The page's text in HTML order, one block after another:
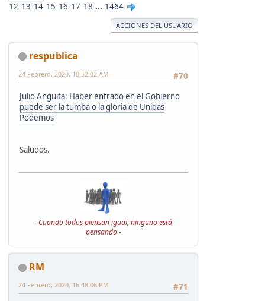
12 13 14 15 16 17 18 ... 1464
ACCIONES DEL USUARIO
respublica
#70
24 Febrero, 2020, 10:52:02 AM
Julio Anguita: Haber entrado en el Gobierno
puede ser la tumba o la gloria de Unidas
Podemos
Saludos.
- Cuando todos piensan igual, ninguno está
pensando -
RM
#71
24 Febrero, 2020, 16:48:06 PM